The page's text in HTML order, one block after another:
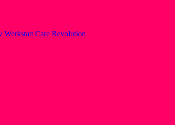
Care Revolution